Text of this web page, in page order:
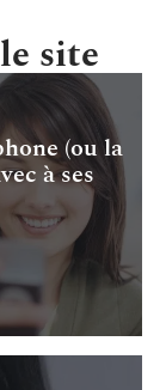
site
(ou la
à ses